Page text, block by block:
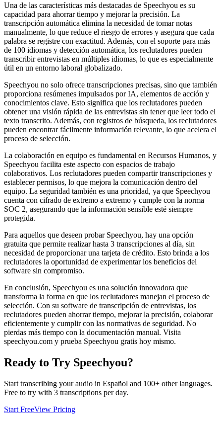
Una de las características más destacadas de Speechyou es su
capacidad para ahorrar tiempo y mejorar la precisión. La
transcripción automática elimina la necesidad de tomar notas
manualmente, lo que reduce el riesgo de errores y asegura que cada
palabra se registre con exactitud. Además, con el soporte para más
de 100 idiomas y detección automática, los reclutadores pueden
transcribir entrevistas en múltiples idiomas, lo que es especialmente
útil en un entorno laboral globalizado.
Speechyou no solo ofrece transcripciones precisas, sino que también
proporciona resúmenes impulsados por IA, elementos de acción y
conocimientos clave. Esto significa que los reclutadores pueden
obtener una visión rápida de las entrevistas sin tener que leer todo el
texto transcrito. Además, con registros de búsqueda, los reclutadores
pueden encontrar fácilmente información relevante, lo que acelera el
proceso de selección.
La colaboración en equipo es fundamental en Recursos Humanos, y
Speechyou facilita este aspecto con espacios de trabajo
colaborativos. Los reclutadores pueden compartir transcripciones y
establecer permisos, lo que mejora la comunicación dentro del
equipo. La seguridad también es una prioridad, ya que Speechyou
cuenta con cifrado de extremo a extremo y cumple con la norma
SOC 2, asegurando que la información sensible esté siempre
protegida.
Para aquellos que deseen probar Speechyou, hay una opción
gratuita que permite realizar hasta 3 transcripciones al día, sin
necesidad de proporcionar una tarjeta de crédito. Esto brinda a los
reclutadores la oportunidad de experimentar los beneficios del
software sin compromiso.
En conclusión, Speechyou es una solución innovadora que
transforma la forma en que los reclutadores manejan el proceso de
selección. Con su software de transcripción de entrevistas, los
reclutadores pueden ahorrar tiempo, mejorar la precisión, colaborar
eficientemente y cumplir con las normativas de seguridad. No
pierdas más tiempo con la documentación manual. Visita
speechyou.com y prueba Speechyou gratis hoy mismo.
Ready to Try Speechyou?
Start transcribing your audio in Español and 100+ other languages.
Free to try with 3 transcriptions per day.
Start FreeView Pricing